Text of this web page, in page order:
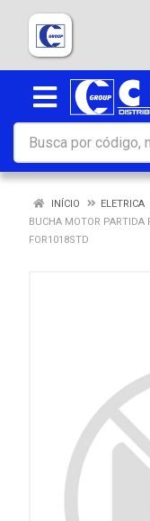
INÍCIO ELETRICA
BUCHA MOTOR
FOR1018STD